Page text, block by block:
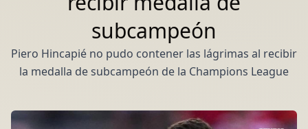
subcampeón
Piero Hincapié no pudo contener las lágrimas al recibir
la medalla de subcampeón de la Champions League